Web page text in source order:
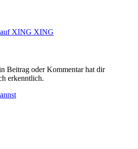
XING
Beitrag oder Kommentar hat dir
erkenntlich.